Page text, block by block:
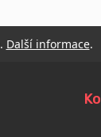
Další informace.